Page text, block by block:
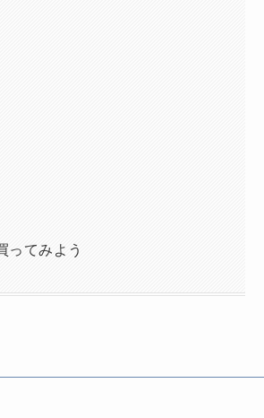
ってみよう